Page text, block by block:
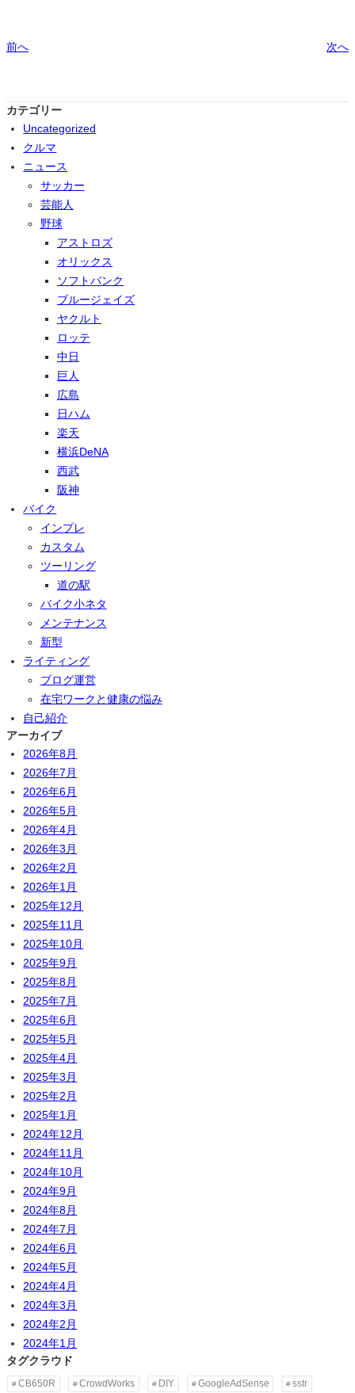
前へ 次へ
カテゴリー
Uncategorized
クルマ
ニュース
サッカー
芸能人
野球
アストロズ
オリックス
ソフトバンク
ブルージェイズ
ヤクルト
ロッテ
中日
巨人
広島
日ハム
楽天
横浜DeNA
西武
阪神
バイク
インプレ
カスタム
ツーリング
道の駅
バイク小ネタ
メンテナンス
新型
ライティング
ブログ運営
在宅ワークと健康の悩み
自己紹介
アーカイブ
2026年8月
2026年7月
2026年6月
2026年5月
2026年4月
2026年3月
2026年2月
2026年1月
2025年12月
2025年11月
2025年10月
2025年9月
2025年8月
2025年7月
2025年6月
2025年5月
2025年4月
2025年3月
2025年2月
2025年1月
2024年12月
2024年11月
2024年10月
2024年9月
2024年8月
2024年7月
2024年6月
2024年5月
2024年4月
2024年3月
2024年2月
2024年1月
タグクラウド
CB650R CrowdWorks DIY GoogleAdSense
sstr